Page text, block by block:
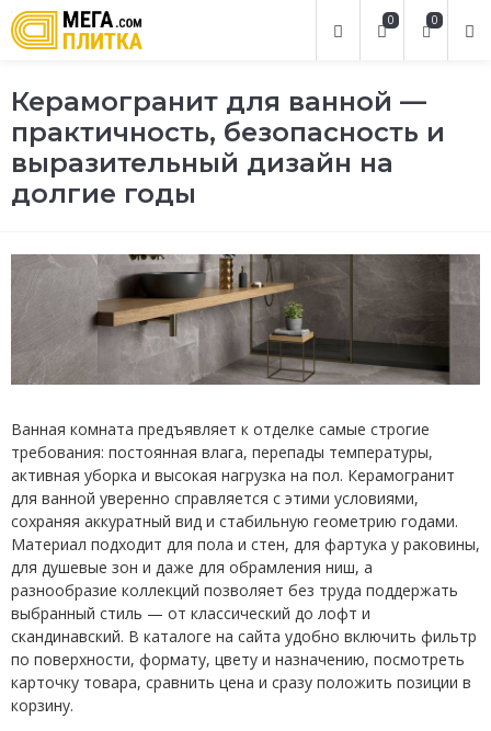
0
0
Керамогранит для ванной —
практичность, безопасность и
выразительный дизайн на
долгие годы
Ванная комната предъявляет к отделке самые строгие
требования: постоянная влага, перепады температуры,
активная уборка и высокая нагрузка на пол. Керамогранит
для ванной уверенно справляется с этими условиями,
сохраняя аккуратный вид и стабильную геометрию годами.
Материал подходит для пола и стен, для фартука у раковины,
для душевые зон и даже для обрамления ниш, а
разнообразие коллекций позволяет без труда поддержать
выбранный стиль — от классический до лофт и
скандинавский. В каталоге на сайта удобно включить фильтр
по поверхности, формату, цвету и назначению, посмотреть
карточку товара, сравнить цена и сразу положить позиции в
корзину.